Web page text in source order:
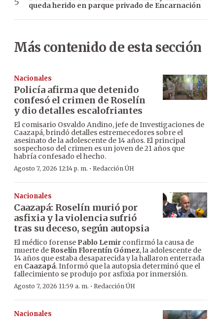
queda herido en parque privado de Encarnación
Más contenido de esta sección
Nacionales
Policía afirma que detenido
confesó el crimen de Roselín
y dio detalles escalofriantes
El comisario Osvaldo Andino, jefe de Investigaciones de
Caazapá, brindó detalles estremecedores sobre el
asesinato de la adolescente de 14 años. El principal
sospechoso del crimen es un joven de 21 años que
habría confesado el hecho.
Agosto 7, 2026 12:14 p. m. · Redacción ÚH
Nacionales
Caazapá: Roselín murió por
asfixia y la violencia sufrió
tras su deceso, según autopsia
El médico forense Pablo Lemir confirmó la causa de
muerte de Roselín Florentín Gómez, la adolescente de
14 años que estaba desaparecida y la hallaron enterrada
en Caazapá. Informó que la autopsia determinó que el
fallecimiento se produjo por asfixia por inmersión.
Agosto 7, 2026 11:59 a. m. · Redacción ÚH
Nacionales